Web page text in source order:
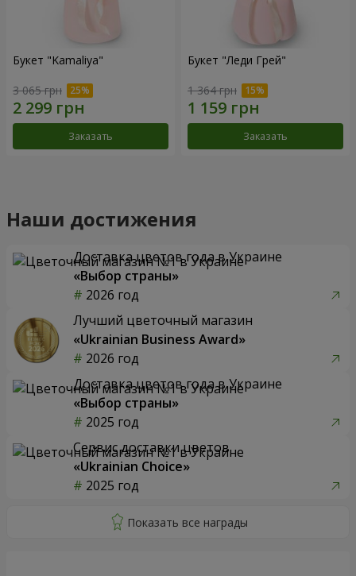
Букет "Kamaliya"
3 065 грн
Заказать
Букет "Леди Грей"
1 364 грн
Заказать
Наши достижения
Доставка цветов года в Украине
«Выбор страны»
2026 год
Лучший цветочный магазин
«Ukrainian Business Award»
2026 год
Доставка цветов года в Украине
«Выбор страны»
2025 год
Сервис доставки цветов
«Ukrainian Choice»
2025 год